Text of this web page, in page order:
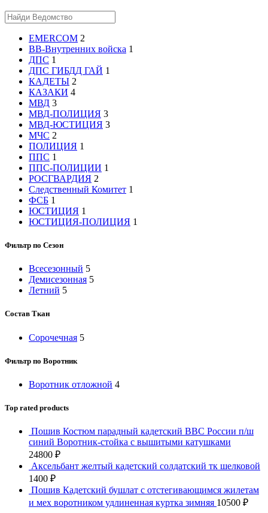
EMERCOM 2
ВВ-Внутренних войска 1
ДПС 1
ДПС ГИБДД ГАЙ 1
КАДЕТЫ 2
КАЗАКИ 4
МВД 3
МВД-ПОЛИЦИЯ 3
МВД-ЮСТИЦИЯ 3
МЧС 2
ПОЛИЦИЯ 1
ППС 1
ППС-ПОЛИЦИИ 1
РОСГВАРДИЯ 2
Следственный Комитет 1
ФСБ 1
ЮСТИЦИЯ 1
ЮСТИЦИЯ-ПОЛИЦИЯ 1
Фильтр по Сезон
Всесезонный 5
Демисезонная 5
Летний 5
Состав Ткан
Сорочечная 5
Фильтр по Воротник
Воротник отложной 4
Top rated products
Пошив Костюм парадный кадетский ВВС России п/ш
синий Воротник-стойка с вышитыми катушками
24800 ₽
Аксельбант желтый кадетский солдатский тк шелковой
1400 ₽
Пошив Кадетский бушлат с отстегивающимся жилетам
и мех воротником удлиненная куртка зимняя 10500 ₽